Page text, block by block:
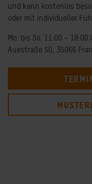
und kann kostenlos
oder mit individueller
Mo. bis So. 11:00 – 18:00
Auestraße 50, 35066